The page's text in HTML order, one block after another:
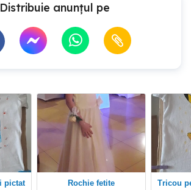
Distribuie anunțul pe
rochie fetite
Tricou pentru copii pictat